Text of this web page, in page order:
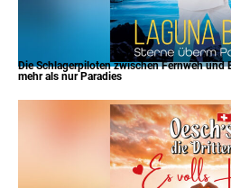
Die Schlagerpiloten zwischen Fernweh und
mehr als nur Paradies